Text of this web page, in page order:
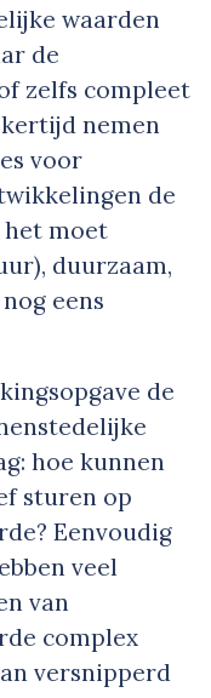
waarden
de
zelfs compleet
nemen
voor
de
moet
duurzaam,
eens
de
hoe kunnen
sturen op
Eenvoudig
veel
van
complex
versnipperd